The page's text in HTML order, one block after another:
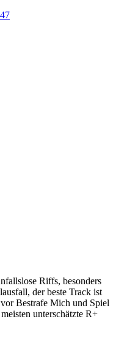
Riffs, besonders
der beste Track ist
Bestrafe Mich und Spiel
unterschätzte R+